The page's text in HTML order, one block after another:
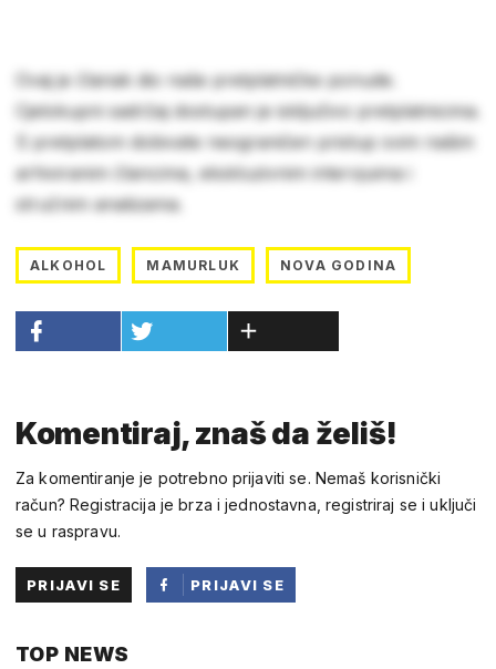
Ovaj je članak dio naše pretplatničke ponude.
Cjelokupni sadržaj dostupan je isključivo pretplatnicima.
S pretplatom dobivate neograničen pristup svim našim
arhiviranim člancima, ekskluzivnim intervjuima i
stručnim analizama.
ALKOHOL MAMURLUK NOVA GODINA
Komentiraj, znaš da želiš!
Za komentiranje je potrebno prijaviti se. Nemaš korisnički
račun? Registracija je brza i jednostavna, registriraj se i uključi
se u raspravu.
PRIJAVI SE
PRIJAVI SE
TOP NEWS